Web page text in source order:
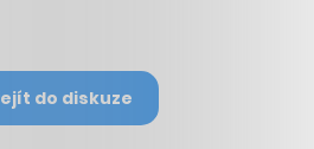
do diskuze